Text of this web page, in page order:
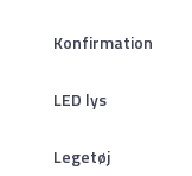
Konfirmation
LED lys
Legetøj